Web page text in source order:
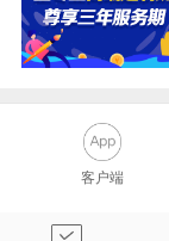
客户端